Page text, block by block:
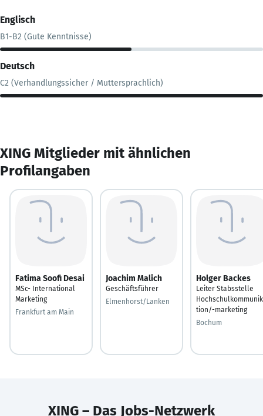
Englisch
B1-B2 (Gute Kenntnisse)
Deutsch
C2 (Verhandlungssicher / Muttersprachlich)
XING Mitglieder mit ähnlichen
Profilangaben
Fatima Soofi Desai
MSc- International
Marketing
Frankfurt am Main
Joachim Malich
Geschäftsführer
Elmenhorst/Lanken
Holger Backes
Leiter Stabsstelle
tion/-marketing
Bochum
XING – Das Jobs-Netzwerk